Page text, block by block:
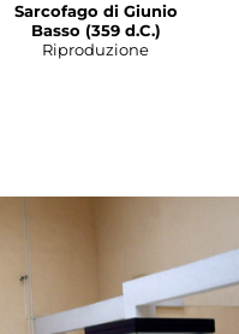
Sarcofago di Giunio
Basso (359 d.C.)
Riproduzione